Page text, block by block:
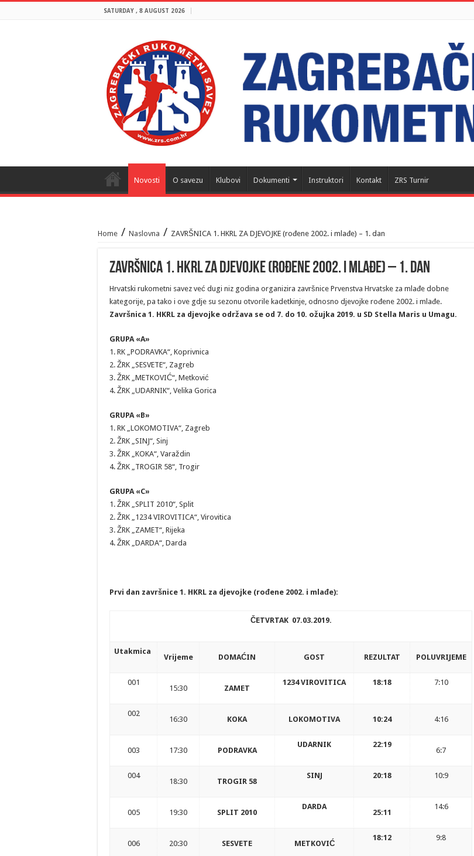
SATURDAY , 8 AUGUST 2026
Novosti O savezu Klubovi Dokumenti Instruktori Kontakt ZRS Turnir
Home / Naslovna / ZAVRŠNICA 1. HKRL ZA DJEVOJKE (rođene 2002. i mlađe) – 1. dan
ZAVRŠNICA 1. HKRL ZA DJEVOJKE (rođene 2002. i mlađe) – 1. dan
Hrvatski rukometni savez već dugi niz godina organizira završnice Prvenstva Hrvatske za mlađe dobne
kategorije, pa tako i ove gdje su sezonu otvorile kadetkinje, odnosno djevojke rođene 2002. i mlađe.
Završnica 1. HKRL za djevojke održava se od 7. do 10. ožujka 2019. u SD Stella Maris u Umagu.
GRUPA «A»
1. RK „PODRAVKA“, Koprivnica
2. ŽRK „SESVETE“, Zagreb
3. ŽRK „METKOVIĆ“, Metković
4. ŽRK „UDARNIK“, Velika Gorica
GRUPA «B»
1. RK „LOKOMOTIVA“, Zagreb
2. ŽRK „SINJ“, Sinj
3. ŽRK „KOKA“, Varaždin
4. ŽRK „TROGIR 58“, Trogir
GRUPA «C»
1. ŽRK „SPLIT 2010“, Split
2. ŽRK „1234 VIROVITICA“, Virovitica
3. ŽRK „ZAMET“, Rijeka
4. ŽRK „DARDA“, Darda
Prvi dan završnice 1. HKRL za djevojke (rođene 2002. i mlađe):
ČETVRTAK 07.03.2019.
Utakmica
Vrijeme DOMAĆIN GOST REZULTAT POLUVRIJEME
001
15:30 ZAMET
1234 VIROVITICA 18:18 7:10
002
16:30 KOKA LOKOMOTIVA 10:24 4:16
003 17:30 PODRAVKA
UDARNIK 22:19
6:7
004
18:30 TROGIR 58
SINJ 20:18 10:9
005 19:30 SPLIT 2010
DARDA
25:11
14:6
006 20:30 SESVETE METKOVIĆ
18:12 9:8